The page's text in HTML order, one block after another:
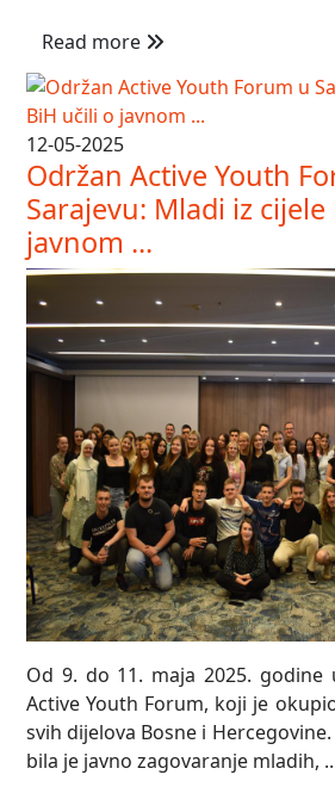
Read more
12-05-2025
Održan Active Youth
Sarajevu: Mladi iz
javnom ...
Od 9. do 11. maja 2025. godine
Active Youth Forum, koji je
svih dijelova Bosne i
bila je javno zagovaranje mladih,